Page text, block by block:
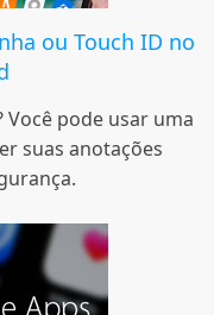
ou Touch ID no
pode usar uma
suas anotações